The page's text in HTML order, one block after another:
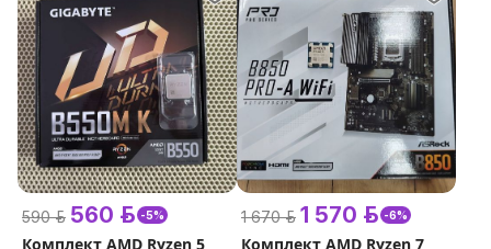
590 р. 560 р. -5%
Комплект AMD Ryzen 5
1 670 р. 1 570 р. -6%
Комплект AMD Ryzen 7